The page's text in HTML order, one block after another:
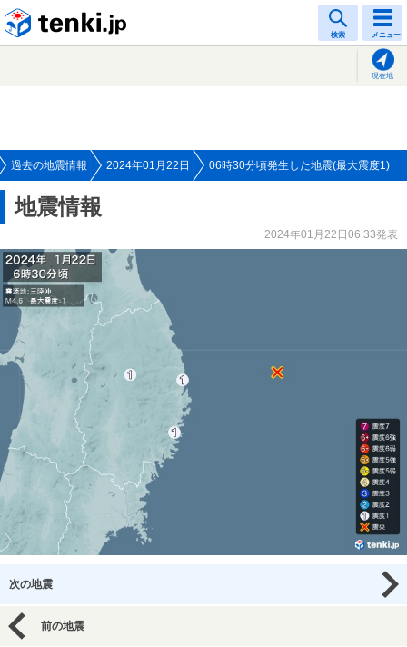
検索 メニュー
現在地
過去の地震情報 2024年01月22日 06時30分頃発生した地震(最大震度1)
地震情報
2024年01月22日06:33発表
次の地震
前の地震